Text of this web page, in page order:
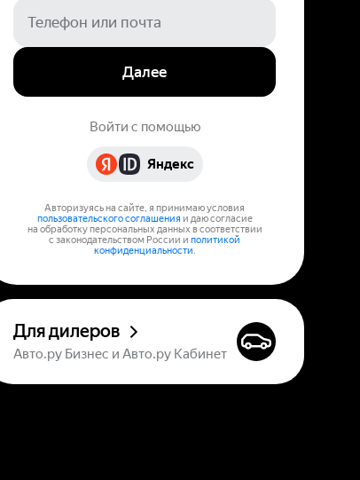
Далее
Войти с помощью
Яндекс
Авторизуясь на сайте, я принимаю условия
пользовательского соглашения и даю согласие
на обработку персональных данных в соответствии
с законодательством России и политикой
конфиденциальности.
Для дилеров
Авто.ру Бизнес и Авто.ру Кабинет